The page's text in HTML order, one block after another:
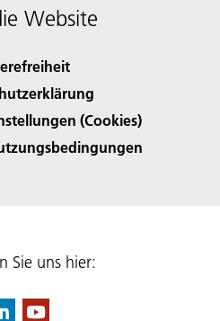
Website
(Cookies)
Sie uns hier: